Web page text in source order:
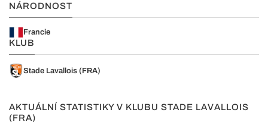
NÁRODNOST
Francie
KLUB
Stade Lavallois (FRA)
AKTUÁLNÍ STATISTIKY V KLUBU STADE LAVALLOIS
(FRA)